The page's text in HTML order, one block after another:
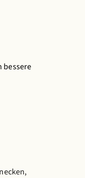
bessere